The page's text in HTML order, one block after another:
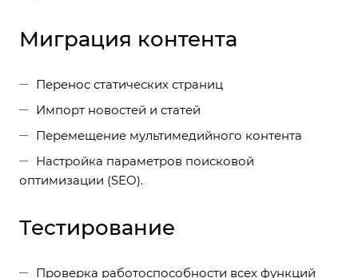
Миграция контента
Перенос статических страниц
Импорт новостей и статей
Перемещение мультимедийного контента
Настройка параметров поисковой
оптимизации (SEO).
Тестирование
Проверка работоспособности всех функций